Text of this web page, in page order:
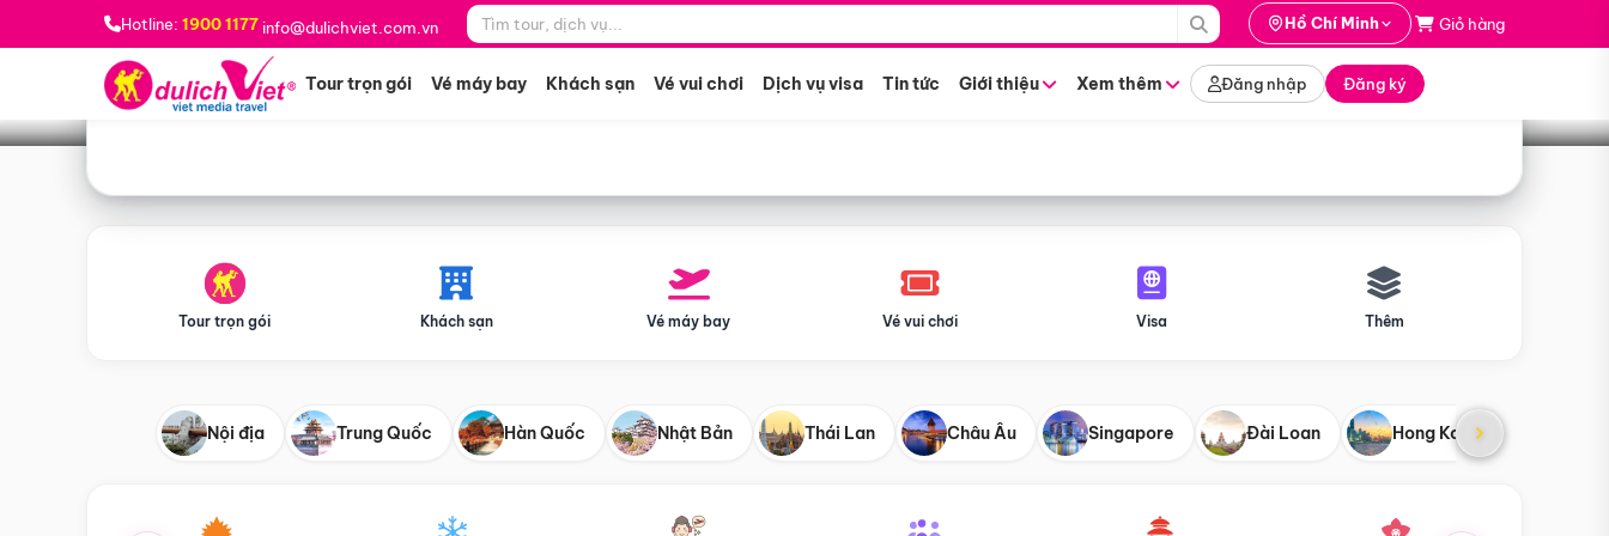
Hotline: 1900 1177 info@dulichviet.com.vn Hồ Chí Minh Giỏ hàng
Tour trọn gói Vé máy bay Khách sạn Vé vui chơi Dịch vụ visa Tin tức Giới thiệu Xem thêm Đăng nhập Đăng ký
Bạn muốn đi đâu? *
Tìm tour
Tour trọn gói Khách sạn Vé máy bay Vé vui chơi Visa Thêm
Nội địa Trung Quốc Hàn Quốc Nhật Bản Thái Lan Châu Âu Singapore Đài Loan Hong Kong